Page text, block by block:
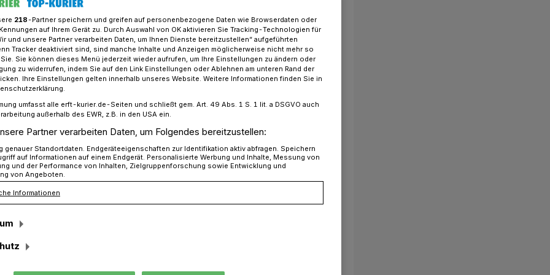
Sirenen heulen auch in Jüchen
Warntag
März, findet ab 11 Uhr ein landesweiter
Kommunen werden die vorhandenen
Warnsysteme (MoWaS) ausgelöst.
218-Partner speichern und greifen auf personenbezogene Daten wie Browserdaten oder
auf Ihrem Gerät zu. Durch Auswahl von OK aktivieren Sie Tracking-Technologien für
und unsere Partner verarbeiten Daten, um Ihnen Dienste bereitzustellen“ aufgeführten
Tracker deaktiviert sind, sind manche Inhalte und Anzeigen möglicherweise nicht mehr so
Sie können dieses Menü jederzeit wieder aufrufen, um Ihre Einstellungen zu ändern oder
zu widerrufen, indem Sie auf den Link Einstellungen oder Ablehnen am unteren Rand der
Ihre Einstellungen gelten innerhalb unseres Website. Weitere Informationen finden Sie in
umfasst alle erft-kurier.de-Seiten und schließt gem. Art. 49 Abs. 1 S. 1 lit. a DSGVO auch
außerhalb des EWR, z.B. in den USA ein.
Partner verarbeiten Daten, um Folgendes bereitzustellen:
genauer Standortdaten. Endgeräteeigenschaften zur Identifikation aktiv abfragen. Speichern
auf Informationen auf einem Endgerät. Personalisierte Werbung und Inhalte, Messung von
und der Performance von Inhalten, Zielgruppenforschung sowie Entwicklung und
von Angeboten.
Informationen